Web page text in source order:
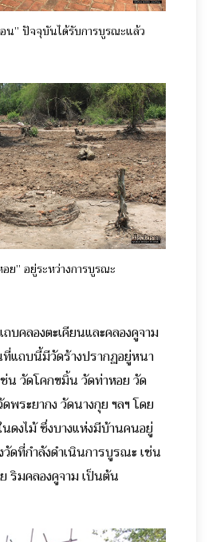
น” ปัจจุบันได้รับการบูรณะแล้ว
อย” อยู่ระหว่างการบูรณะ
ถบคลองตะเคียนและคลองคูจาม
แถบนี้มีวัดร้างปรากฏอยู่หนา
น วัดโคกขมิ้น วัดท่าหอย วัด
พระยากง วัดนางกุย ฯลฯ โดย
นดงไม้ ซึ่งบางแห่งมีบ้านคนอยู่
ดที่กำลังดำเนินการบูรณะ เช่น
ริมคลองคูจาม เป็นต้น